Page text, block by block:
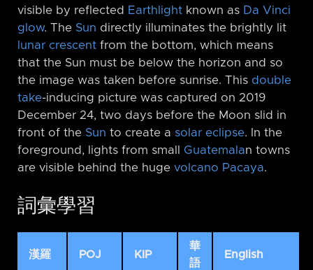
visible by reflected
Earthlight known as Da Vinci
glow. The Sun directly illuminates the brightly lit
lunar crescent from the bottom, which means
that the Sun must be below the horizon and so
the image was taken before sunrise. This double
take-inducing picture was captured on 2019
December 24, two days before the Moon slid in
front of the Sun to create a solar eclipse. In the
foreground, lights from small Guatemalan towns
are visible behind the huge volcano Pacaya.
詞彙學習
漢羅 POJ KIP
華
語
English